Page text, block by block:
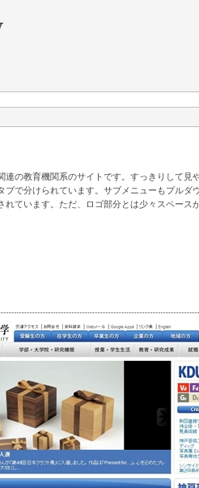
連の教育機関系のサイトです。すっきりして見
ブで分けられています。サブメニューもプルダ
れています。ただ、ロゴ部分とは少々スペース